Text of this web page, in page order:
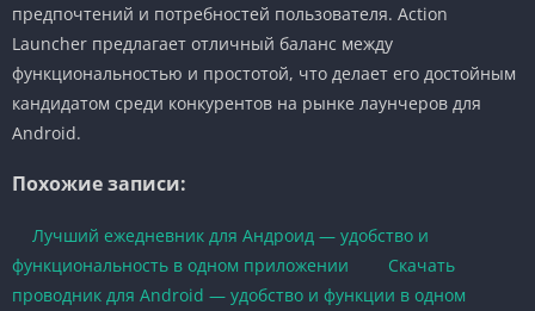
предпочтений и потребностей пользователя. Action
Launcher предлагает отличный баланс между
функциональностью и простотой, что делает его достойным
кандидатом среди конкурентов на рынке лаунчеров для
Android.
Похожие записи:
Лучший ежедневник для Андроид — удобство и
функциональность в одном приложении
Скачать
проводник для Android — удобство и функции в одном